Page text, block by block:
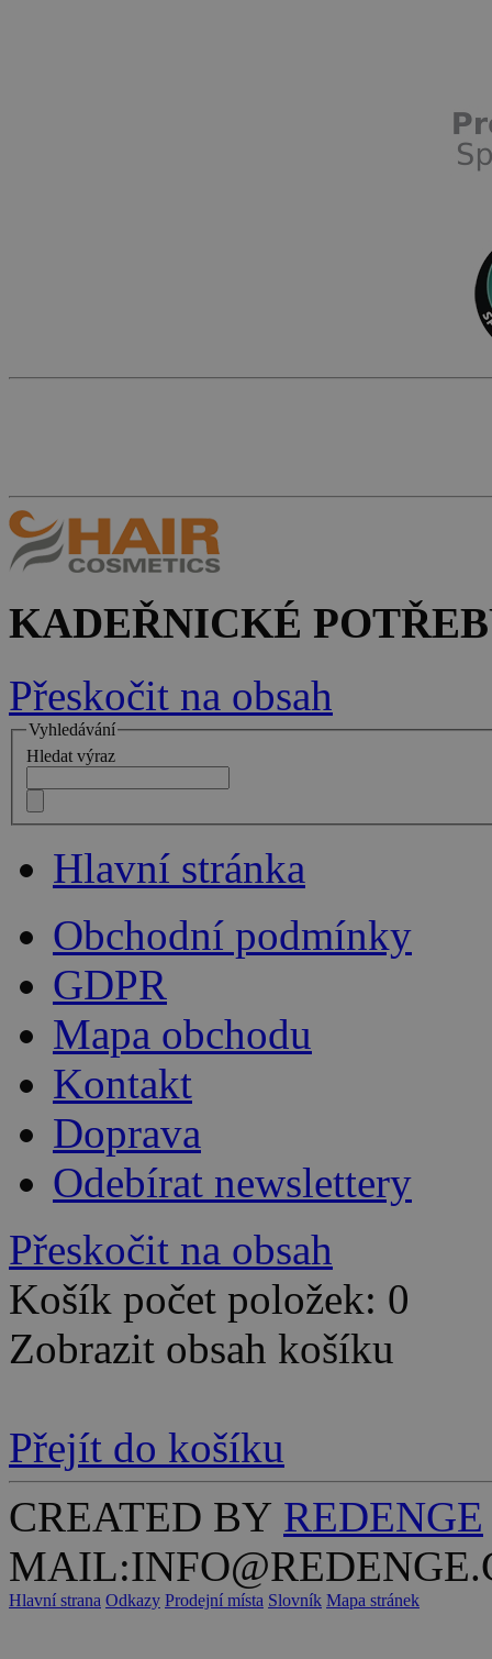
KADEŘNICKÉ
Přeskočit na obsah
Vyhledávání
Hledat výraz
Hlavní stránka
Obchodní podmínky
GDPR
Mapa obchodu
Kontakt
Doprava
Odebírat newslettery
Přeskočit na obsah
Košík počet položek: 0
Zobrazit obsah košíku
Přejít do košíku
CREATED BY REDENGE
Hlavní strana Odkazy Prodejní místa Slovník Mapa stránek